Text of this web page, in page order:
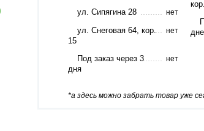
ул. Сипягина 28 нет
ул. Снеговая 64, кор.
15
нет
Под заказ через 3
дня
нет
*а здесь можно забрать товар уже